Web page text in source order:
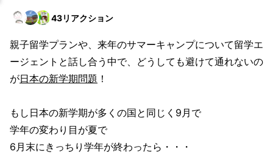
43リアクション
親子留学プランや、来年のサマーキャンプについて留学エ
ージェントと話し合う中で、どうしても避けて通れないの
が日本の新学期問題 ！
もし日本の新学期が多くの国と同じく9月で
学年の変わり目が夏で
6月末にきっちり学年が終わったら・・・